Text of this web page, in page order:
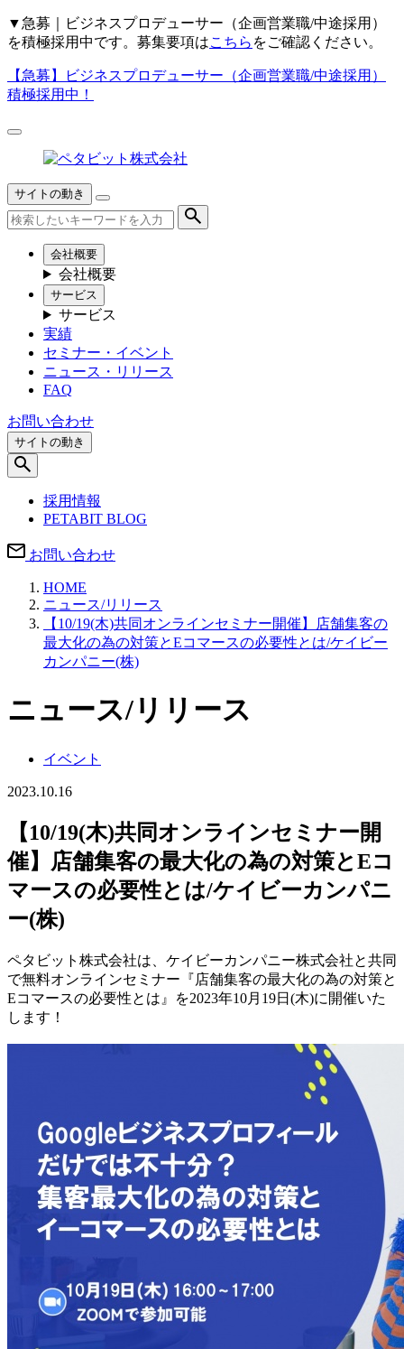
▼ 急募｜ビジネスプロデューサー（企画営業職/中途採用）
を積極採用中です。募集要項はこちら をご確認ください。
【急募】
ビジネスプロデューサー（企画営業職/中途採用）
積極採用中！
サイトの動き
会社概要
会社概要
サービス
サービス
実績
セミナー・イベント
ニュース・リリース
FAQ
お問い合わせ
サイトの動き
採用情報
PETABIT BLOG
お問い合わせ
HOME
ニュース/リリース
【10/19(木)共同オンラインセミナー開催】店舗集客の
最大化の為の対策とEコマースの必要性とは/ケイビー
カンパニー(株)
ニュース/リリース
イベント
2023.10.16
【10/19(木)共同オンラインセミナー開
催】店舗集客の最大化の為の対策とEコ
マースの必要性とは/ケイビーカンパニ
ー(株)
ペタビット株式会社は、ケイビーカンパニー株式会社と共同
で無料オンラインセミナー『店舗集客の最大化の為の対策と
Eコマースの必要性とは』を2023年10月19日(木)に開催いた
します！